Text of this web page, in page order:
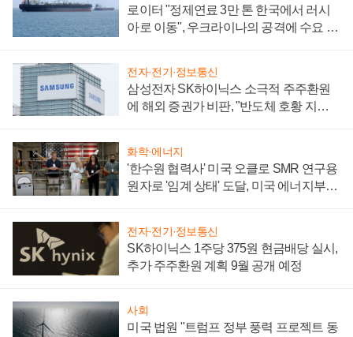
로이터 "정제연료 3만 톤 한국에서 러시
아로 이동", 우크라이나의 공격에 수요 늘
전자·전기·정보통신
삼성전자 SK하이닉스 소극적 주주환원
에 해외 증권가 비판, "반도체 호황 지속
화학·에너지
'한수원 협력사' 미국 오클로 SMR 연구용
원자로 '임계 상태' 도달, 미국 에너지부
전자·전기·정보통신
SK하이닉스 1주당 375원 현금배당 실시,
추가 주주환원 계획 9월 공개 예정
사회
미국 법원 "트럼프 정부 풍력 프로젝트 동